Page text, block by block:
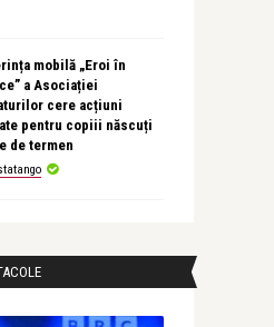
mobilă „Eroi în
a Asociației
cere acțiuni
pentru copiii născuți
de termen